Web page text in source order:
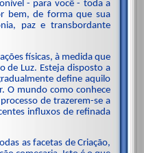
- para você - toda a
bem, de forma que sua
paz e transbordante
físicas, à medida que
de Luz. Esteja disposto a
define aquilo
O mundo como conhece
de trazerem-se a
influxos de refinada
as facetas de Criação,